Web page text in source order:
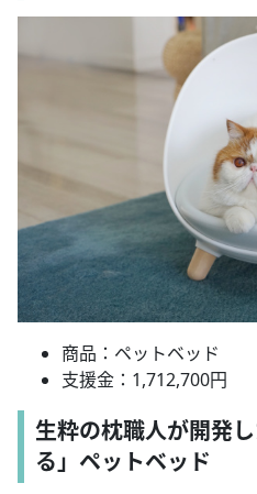
商品：ペットベッド
支援金：1,712,700円
生粋の枕職人が開発
る」ペットベッド